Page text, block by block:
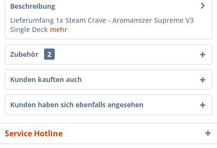
Beschreibung
Lieferumfang 1x Steam Crave - Aromamizer Supreme V3
Single Deck mehr
Zubehör 2
Kunden kauften auch
Kunden haben sich ebenfalls angesehen
Service Hotline